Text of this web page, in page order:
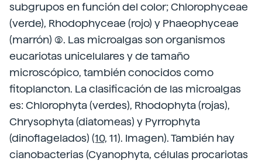
subgrupos en función del color; Chlorophyceae
(verde), Rhodophyceae (rojo) y Phaeophyceae
(marrón) (9). Las microalgas son organismos
eucariotas unicelulares y de tamaño
microscópico, también conocidos como
fitoplancton. La clasificación de las microalgas
es: Chlorophyta (verdes), Rhodophyta (rojas),
Chrysophyta (diatomeas) y Pyrrophyta
(dinoflagelados) (10, 11). Imagen). También hay
cianobacterias (Cyanophyta, células procariotas